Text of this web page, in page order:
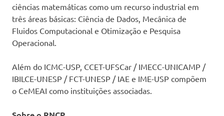
ciências matemáticas como um recurso industrial em
três áreas básicas: Ciência de Dados, Mecânica de
Fluidos Computacional e Otimização e Pesquisa
Operacional.
Além do ICMC-USP, CCET-UFSCar / IMECC-UNICAMP /
IBILCE-UNESP / FCT-UNESP / IAE e IME-USP compõem
o CeMEAI como instituições associadas.